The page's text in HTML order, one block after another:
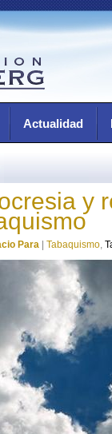
Actualidad
y
Para Tabaquismo,